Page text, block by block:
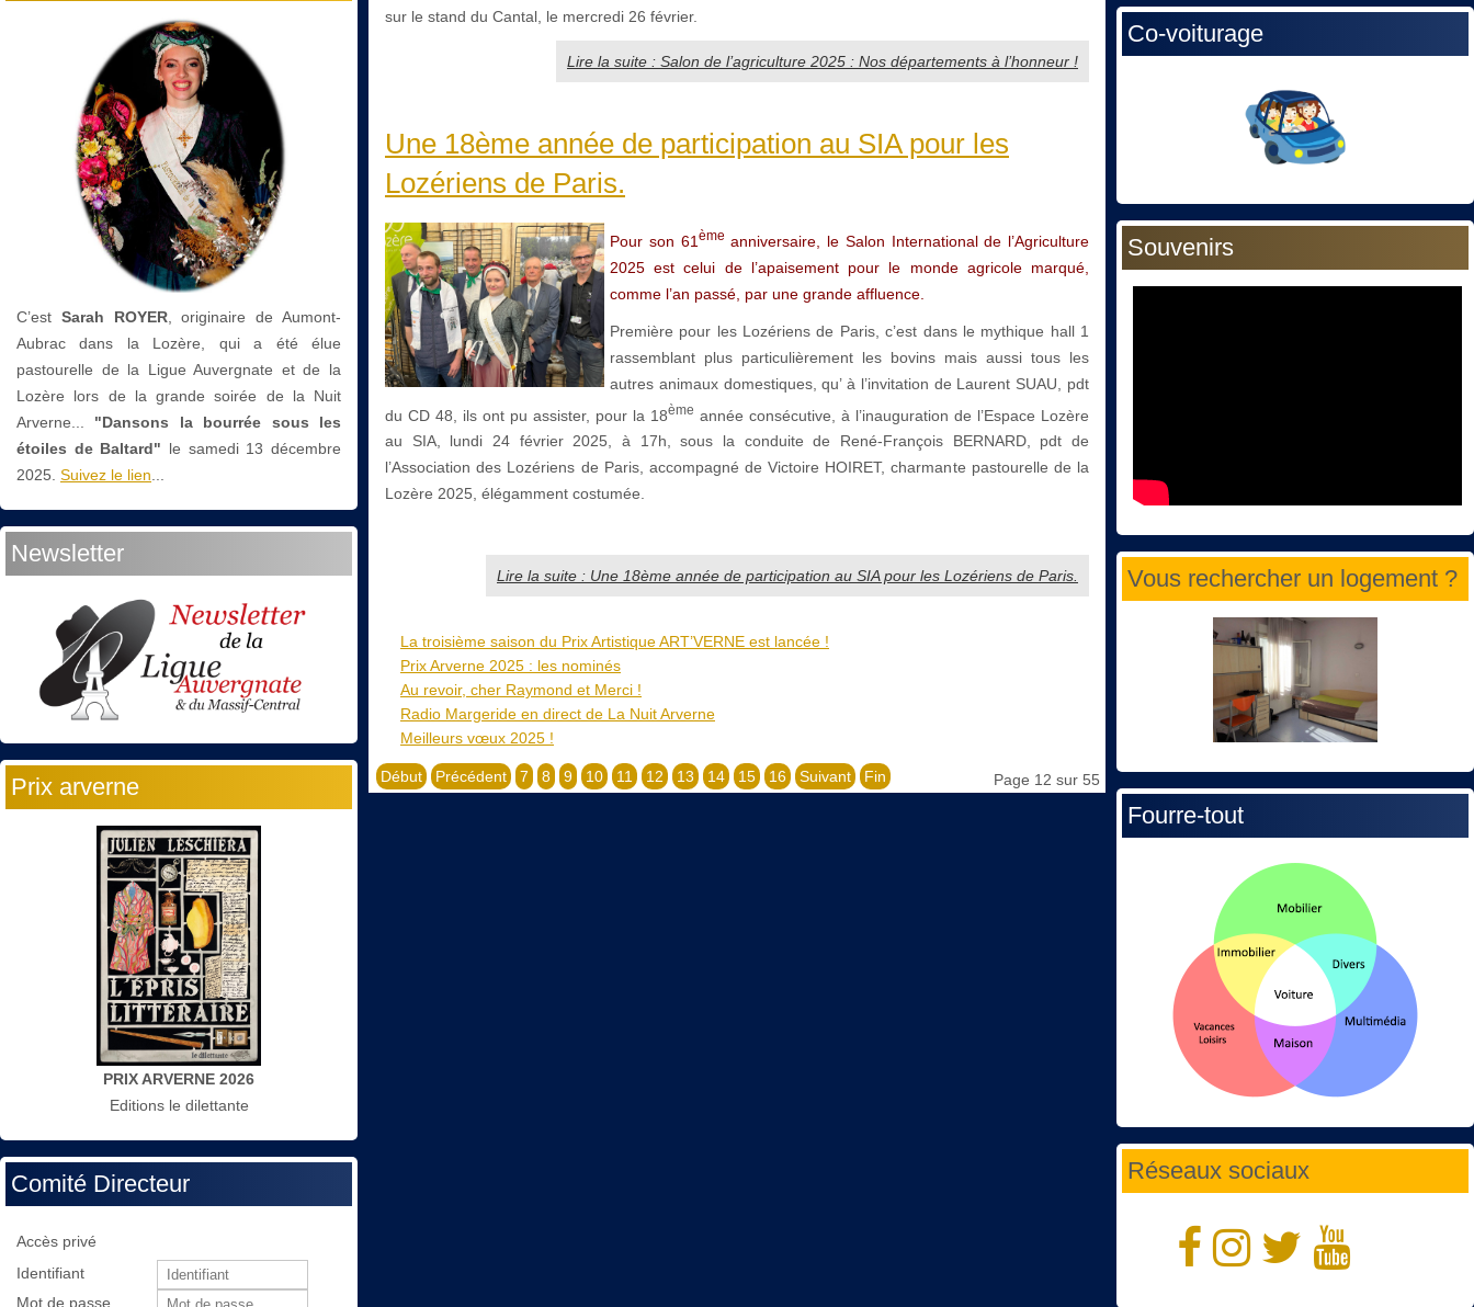
C’est Sarah ROYER, originaire de Aumont-
Aubrac dans la Lozère, qui a été élue
pastourelle de la Ligue Auvergnate et de la
Lozère lors de la grande soirée de la Nuit
Arverne...
"Dansons la bourrée sous les
étoiles de Baltard" le samedi 13 décembre
2025. Suivez le lien
Newsletter
Prix arverne
PRIX ARVERNE 2026
Editions le dilettante
Comité Directeur
Accès privé
Identifiant
Mot de passe
sur le stand du Cantal, le mercredi 26 février.
Lire la suite : Salon de l’agriculture 2025 : Nos départements à l’honneur !
Une 18ème année de participation au SIA pour les
Lozériens de Paris.
Pour son 61 ème anniversaire, le Salon International de l’Agriculture
2025 est celui de l’apaisement pour le monde agricole marqué,
comme l’an passé, par une grande affluence.
Première pour les Lozériens de Paris, c’est dans le mythique hall 1
rassemblant plus particulièrement les bovins mais aussi tous les
autres animaux domestiques, qu’ à l’invitation de Laurent SUAU, pdt
du CD 48, ils ont pu assister, pour la 18ème année consécutive, à l’inauguration de l’Espace Lozère
au SIA, lundi 24 février 2025, à 17h, sous la conduite de René-François BERNARD, pdt de
l’Association des Lozériens de Paris, accompagné de Victoire HOIRET, charmante pastourelle de la
Lozère 2025, élégamment costumée.
Lire la suite : Une 18ème année de participation au SIA pour les Lozériens de Paris.
La troisième saison du Prix Artistique ART’VERNE est lancée !
Prix Arverne 2025 : les nominés
Au revoir, cher Raymond et Merci !
Radio Margeride en direct de La Nuit Arverne
Meilleurs vœux 2025 !
Page 12 sur 55
Début Précédent 7 8 9 10 11 12 13 14 15 16 Suivant Fin
Co-voiturage
Souvenirs
Vous rechercher un logement ?
Fourre-tout
Réseaux sociaux